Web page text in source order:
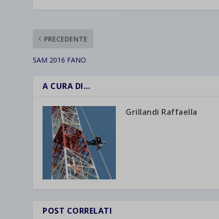
PRECEDENTE
SAM 2016 FANO
A CURA DI…
Grillandi Raffaella
POST CORRELATI